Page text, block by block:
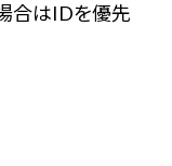
合はIDを優先